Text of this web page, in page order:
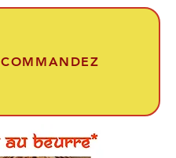
COMMANDEZ